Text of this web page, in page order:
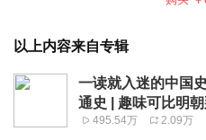
以上内容来自专辑
一读就入迷的中国
通史 | 趣味可比明
则天、朱元璋
495.54万 2.09万